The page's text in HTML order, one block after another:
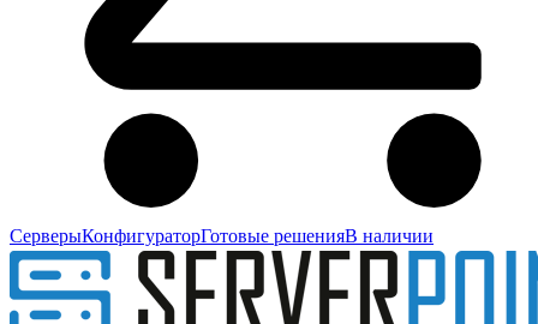
СерверыКонфигураторГотовые решенияВ наличии